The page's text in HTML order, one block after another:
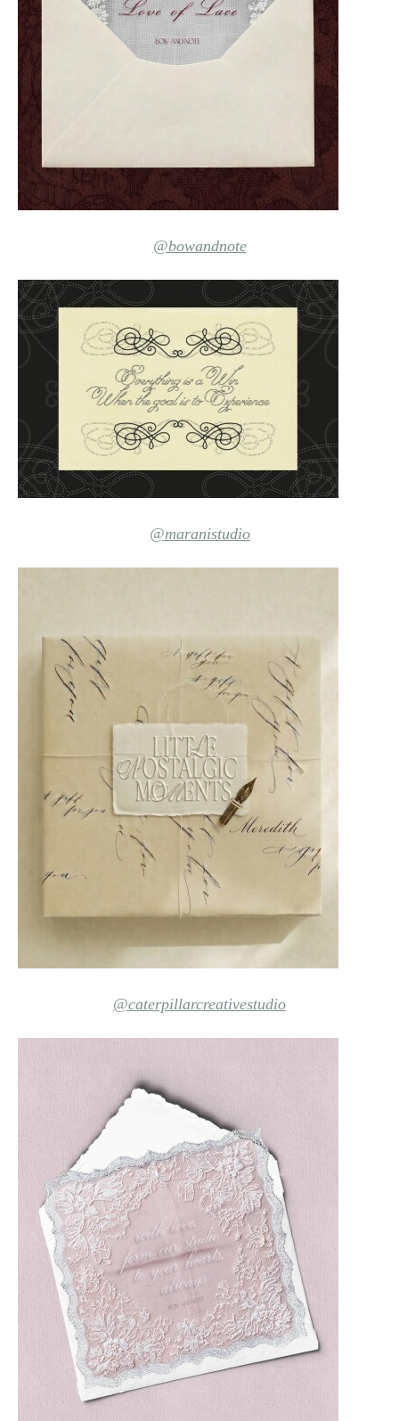
@bowandnote
@maranistudio
@caterpillarcreativestudio